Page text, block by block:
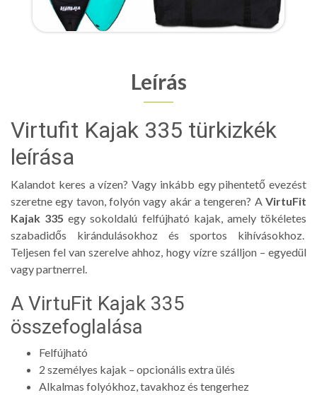
Leírás
Virtufit Kajak 335 türkizkék
leírása
Kalandot keres a vízen? Vagy inkább egy pihentető evezést
szeretne egy tavon, folyón vagy akár a tengeren? A VirtuFit
Kajak 335 egy sokoldalú felfújható kajak, amely tökéletes
szabadidős kirándulásokhoz és sportos kihívásokhoz.
Teljesen fel van szerelve ahhoz, hogy vízre szálljon – egyedül
vagy partnerrel.
A VirtuFit Kajak 335
összefoglalása
Felfújható
2 személyes kajak – opcionális extra ülés
Alkalmas folyókhoz, tavakhoz és tengerhez